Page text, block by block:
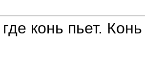
конь пьет.